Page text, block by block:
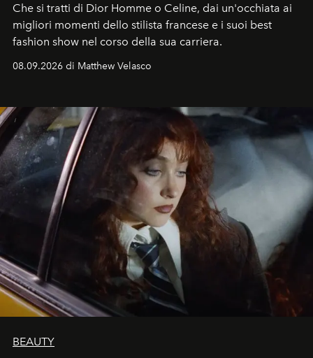
Che si tratti di Dior Homme o Celine, dai un'occhiata ai
migliori momenti dello stilista francese e i suoi best
fashion show nel corso della sua carriera.
08.09.2026 di Matthew Velasco
BEAUTY